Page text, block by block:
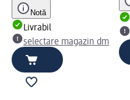
Notă
Livrabil
selectare magazin dm